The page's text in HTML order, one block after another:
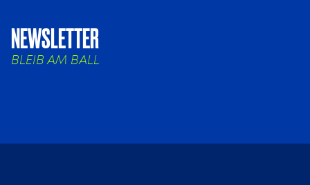
NEWSLETTER
BLEIB AM BALL